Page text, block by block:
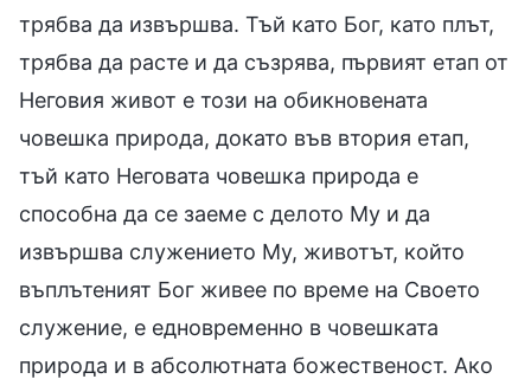
трябва да извършва. Тъй като Бог, като плът,
трябва да расте и да съзрява, първият етап от
Неговия живот е този на обикновената
човешка природа, докато във втория етап,
тъй като Неговата човешка природа е
способна да се заеме с делото Му и да
извършва служението Му, животът, който
въплътеният Бог живее по време на Своето
служение, е едновременно в човешката
природа и в абсолютната божественост. Ако